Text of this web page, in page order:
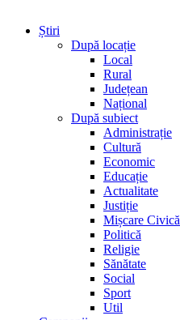
Știri
După locație
Local
Rural
Județean
Național
După subiect
Administrație
Cultură
Economic
Educație
Actualitate
Justiție
Mișcare Civică
Politică
Religie
Sănătate
Social
Sport
Util